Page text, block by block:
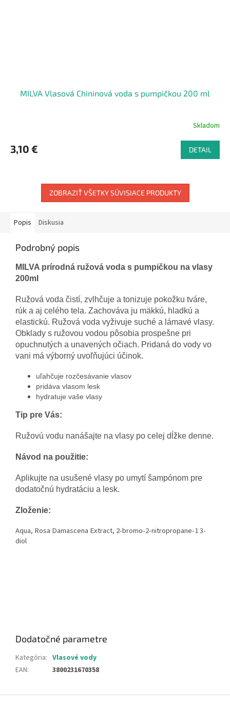
MILVA Vlasová Chininová voda s pumpičkou 200 ml
Skladom
3,10 € DETAIL
ZOBRAZIŤ VŠETKY SÚVISIACE PRODUKTY
Popis Diskusia
Podrobný popis
MILVA prírodná ružová voda s pumpičkou na vlasy
200ml
Ružová voda čistí, zvlhčuje a tonizuje pokožku tváre,
rúk a aj celého tela. Zachováva ju mäkkú, hladkú a
elastickú. Ružová voda vyživuje suché a lámavé vlasy.
Obklady s ružovou vodou pôsobia prospešne pri
opuchnutých a unavených očiach. Pridaná do vody vo
vani má výborný uvoľňujúci účinok.
uľahčuje rozčesávanie vlasov
pridáva vlasom lesk
hydratuje vaše vlasy
Tip pre Vás:
Ružovú vodu nanášajte na vlasy po celej dĺžke denne.
Návod na použitie:
Aplikujte na usušené vlasy po umytí šampónom pre
dodatočnú hydratáciu a lesk.
Zloženie:
Aqua, Rosa Damascena Extract, 2-bromo-2-nitropropane-1 3-
diol
Dodatočné parametre
Kategória: Vlasové vody
EAN: 3800231670358